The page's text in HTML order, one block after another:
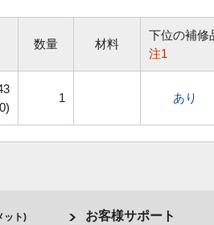
数量 材料
下位の補修
注1
0)
1 あり
ット) お客様サポート